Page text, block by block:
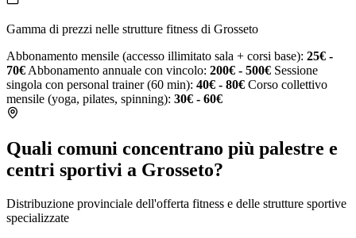
Gamma di prezzi nelle strutture fitness di Grosseto
Abbonamento mensile (accesso illimitato sala + corsi base): 25€ -
70€ Abbonamento annuale con vincolo: 200€ - 500€ Sessione
singola con personal trainer (60 min): 40€ - 80€ Corso collettivo
mensile (yoga, pilates, spinning): 30€ - 60€
Quali comuni concentrano più palestre e
centri sportivi a Grosseto?
Distribuzione provinciale dell'offerta fitness e delle strutture sportive
specializzate